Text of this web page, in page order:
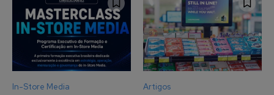
In-Store Media Artigos